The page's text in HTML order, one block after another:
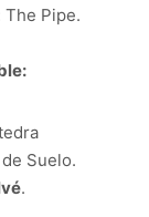
The Pipe.
:
Suelo.
.